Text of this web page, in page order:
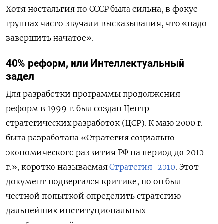
Хотя ностальгия по СССР была сильна, в фокус-
группах часто звучали высказывания, что «надо
завершить начатое».
40% реформ, или Интеллектуальный
задел
Для разработки программы продолжения
реформ в 1999 г. был создан Центр
стратегических разработок (ЦСР). К маю 2000 г.
была разработана «Стратегия социально-
экономического развития РФ на период до 2010
г.», коротко называемая Стратегия-2010. Этот
документ подвергался критике, но он был
честной попыткой определить стратегию
дальнейших институциональных